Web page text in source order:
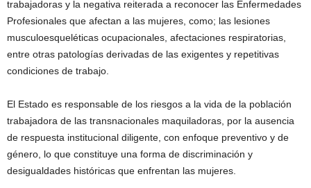
trabajadoras y la negativa reiterada a reconocer las Enfermedades
Profesionales que afectan a las mujeres, como; las lesiones
musculoesqueléticas ocupacionales, afectaciones respiratorias,
entre otras patologías derivadas de las exigentes y repetitivas
condiciones de trabajo.
El Estado es responsable de los riesgos a la vida de la población
trabajadora de las transnacionales maquiladoras, por la ausencia
de respuesta institucional diligente, con enfoque preventivo y de
género, lo que constituye una forma de discriminación y
desigualdades históricas que enfrentan las mujeres.